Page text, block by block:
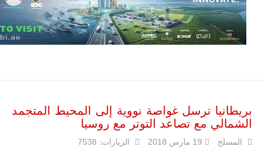
أوريون على
التحليق…
للمزيد
بريطانيا ترسل غواصة نووية إلى المحيط المتجمد
الشمالي مع تصاعد التوتر مع روسيا
المسلح 19 مارس 2018 الزيارات: 7538